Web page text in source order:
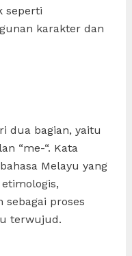
seperti
karakter dan
dua bagian, yaitu
“me-“. Kata
Melayu yang
sebagai proses
terwujud.